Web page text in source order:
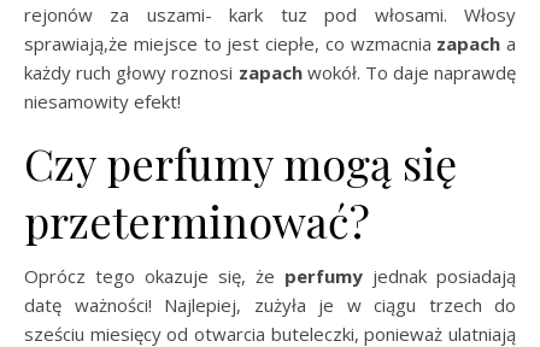
rejonów za uszami- kark tuz pod włosami. Włosy
sprawiają,że miejsce to jest ciepłe, co wzmacnia zapach a
każdy ruch głowy roznosi zapachwokół. To daje naprawdę
niesamowity efekt!
Czy perfumy mogą się
przeterminować?
Oprócz tego okazuje się, że perfumy jednak posiadają
datę ważności! Najlepiej, zużyła je w ciągu trzech do
sześciu miesięcy od otwarcia buteleczki, ponieważ ulatniają